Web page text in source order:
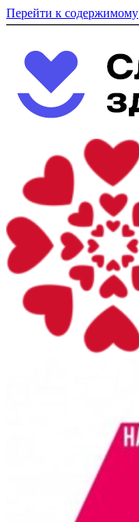
Перейти к содержимому